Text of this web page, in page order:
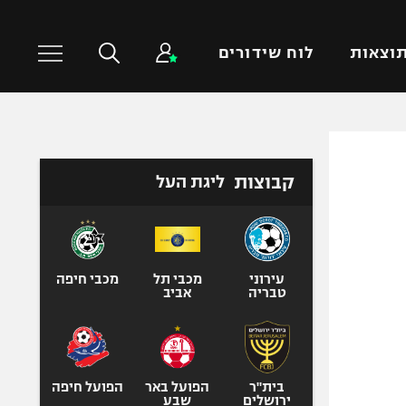
תוצאות לוח שידורים
טניס
כדורעף
ספורט אולימפי
קבוצות ליגת העל
עירוני
טבריה
מכבי תל
אביב
מכבי חיפה
בית"ר
ירושלים
הפועל באר
שבע
הפועל חיפה